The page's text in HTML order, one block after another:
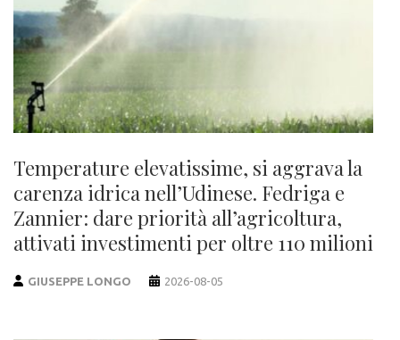
Temperature elevatissime, si aggrava la
carenza idrica nell’Udinese. Fedriga e
Zannier: dare priorità all’agricoltura,
attivati investimenti per oltre 110 milioni
GIUSEPPE LONGO 2026-08-05